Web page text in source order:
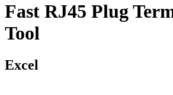
Fast RJ45 Plug
Tool
Excel